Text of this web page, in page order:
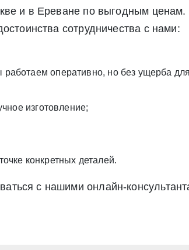
и в Ереване по выгодным
сотрудничества с нами:
оперативно, но без ущерба для
изготовление;
конкретных деталей.
с нашими онлайн-